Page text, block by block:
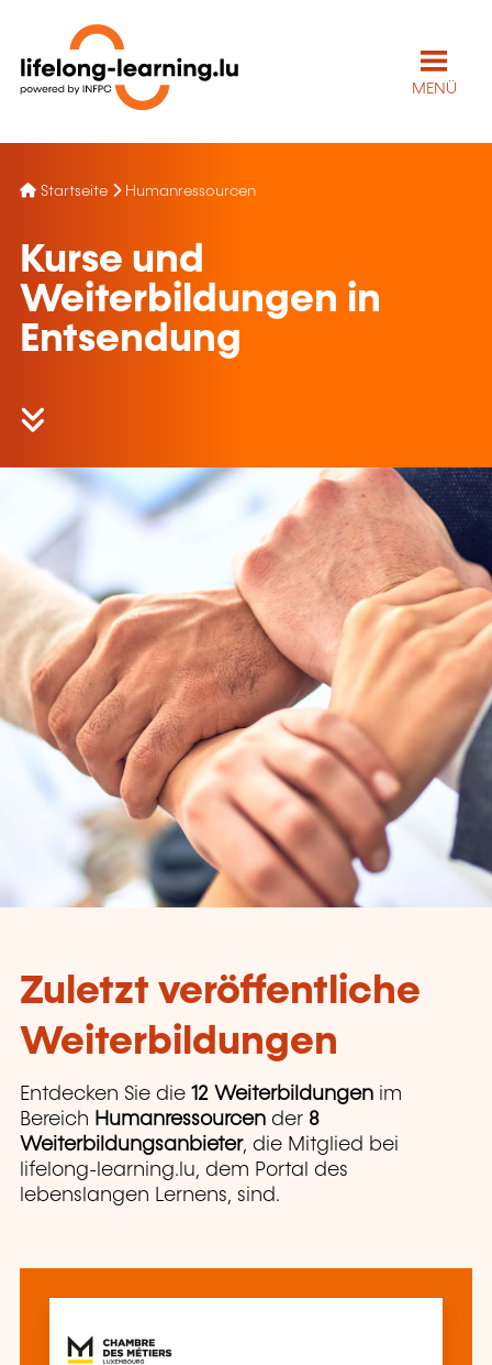
MENÜ
Startseite Humanressourcen
Kurse und
Weiterbildungen in
Entsendung
Zuletzt veröffentliche
Weiterbildungen
Entdecken Sie die 12 Weiterbildungen im
Bereich Humanressourcen der 8
Weiterbildungsanbieter, die Mitglied bei
lifelong-learning.lu, dem Portal des
lebenslangen Lernens, sind.